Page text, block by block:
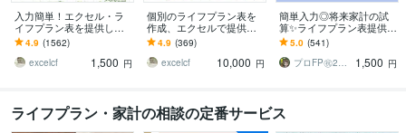
入力簡単！エクセル・ラ
イフプラン表を提供しま
す 今後のライフプラン
（マネープラン）をまじ
めに考えたい方へ
4.9 (1562)
excelcf
1,500 円
個別のライフプラン表を
作成、エクセルで提供し
ます 住宅購入、NISA/iDe
Co、働き方、老後資金な
どの検討に
4.9 (369)
excelcf
10,000 円
簡単入力◎将来家計の試
算✨ライフプラン表提供し
ます 実績2060件プロFP監
修✨自分で作成できるエク
セル即日納品
5.0 (541)
プロFP㊗️2061件✨家計コンサル相談
1,500 円
ライフプラン・家計の相談の定番サービス